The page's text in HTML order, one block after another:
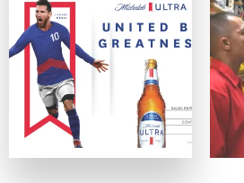
カジノプロファイルを作成したら
クレジットは最も手軽なデポジッ
主な入出金方法：
ビザカード / MasterCard / JCB